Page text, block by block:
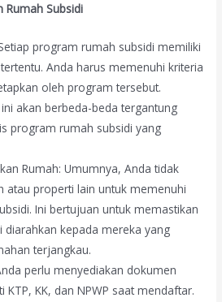
Rumah Subsidi
program rumah subsidi memiliki
Anda harus memenuhi kriteria
oleh program tersebut.
akan berbeda-beda tergantung
program rumah subsidi yang
Rumah: Umumnya, Anda tidak
atau properti lain untuk memenuhi
Ini bertujuan untuk memastikan
diarahkan kepada mereka yang
terjangkau.
perlu menyediakan dokumen
KK, dan NPWP saat mendaftar.